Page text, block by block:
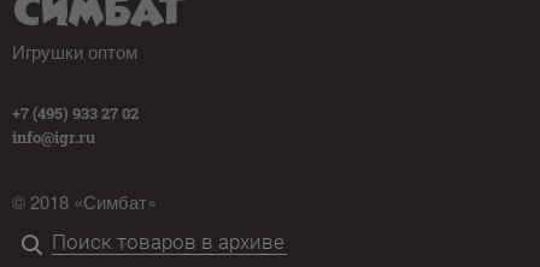
Игрушки оптом
+7 (495) 933 27 02
info@igr.ru
© 2018 «Симбат»